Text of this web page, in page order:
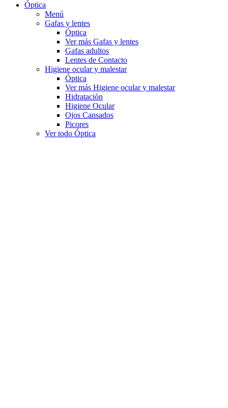
Óptica
Menú
Gafas y lentes
Óptica
Ver más Gafas y lentes
Gafas adultos
Lentes de Contacto
Higiene ocular y malestar
Óptica
Ver más Higiene ocular y malestar
Hidratación
Higiene Ocular
Ojos Cansados
Picores
Ver todo Óptica